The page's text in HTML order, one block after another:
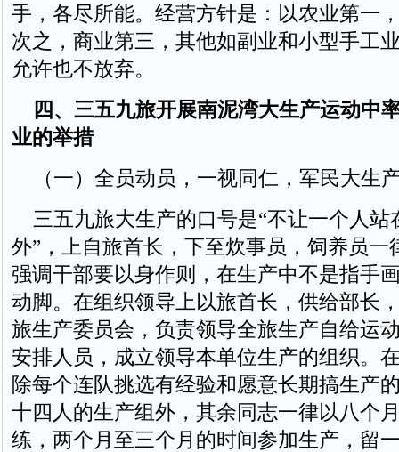
手，各尽所能。经营方针是：以农业第一
次之，商业第三，其他如副业和小型手工
允许也不放弃。
四、三五九旅开展南泥湾大生产运动中
业的举措
（一）全员动员，一视同仁，军民大生
三五九旅大生产的口号是“不让一个人站
外”，上自旅首长，下至炊事员，饲养员一
强调干部要以身作则，在生产中不是指手
动脚。在组织领导上以旅首长，供给部长
旅生产委员会，负责领导全旅生产自给运
安排人员，成立领导本单位生产的组织。
除每个连队挑选有经验和愿意长期搞生产
十四人的生产组外，其余同志一律以八个
练，两个月至三个月的时间参加生产，留